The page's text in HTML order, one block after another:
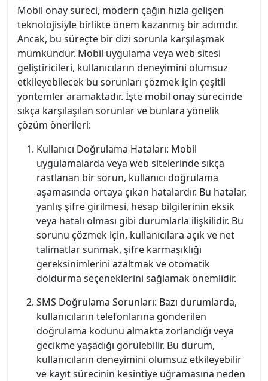
Mobil onay süreci, modern çağın hızla gelişen
teknolojisiyle birlikte önem kazanmış bir adımdır.
Ancak, bu süreçte bir dizi sorunla karşılaşmak
mümkündür. Mobil uygulama veya web sitesi
geliştiricileri, kullanıcıların deneyimini olumsuz
etkileyebilecek bu sorunları çözmek için çeşitli
yöntemler aramaktadır. İşte mobil onay sürecinde
sıkça karşılaşılan sorunlar ve bunlara yönelik
çözüm önerileri:
Kullanıcı Doğrulama Hataları: Mobil
uygulamalarda veya web sitelerinde sıkça
rastlanan bir sorun, kullanıcı doğrulama
aşamasında ortaya çıkan hatalardır. Bu hatalar,
yanlış şifre girilmesi, hesap bilgilerinin eksik
veya hatalı olması gibi durumlarla ilişkilidir. Bu
sorunu çözmek için, kullanıcılara açık ve net
talimatlar sunmak, şifre karmaşıklığı
gereksinimlerini azaltmak ve otomatik
doldurma seçeneklerini sağlamak önemlidir.
SMS Doğrulama Sorunları: Bazı durumlarda,
kullanıcıların telefonlarına gönderilen
doğrulama kodunu almakta zorlandığı veya
gecikme yaşadığı görülebilir. Bu durum,
kullanıcıların deneyimini olumsuz etkileyebilir
ve kayıt sürecinin kesintiye uğramasına neden